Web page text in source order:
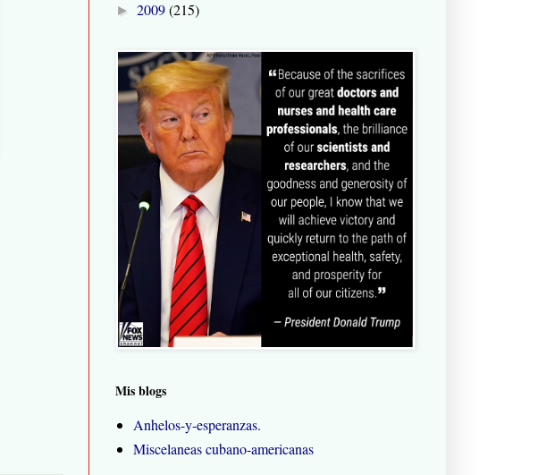
► 2009(215)
Mis blogs
Anhelos-y-esperanzas.
Miscelaneas cubano-americanas